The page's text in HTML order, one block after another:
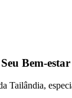
Bem-estar
Tailândia,